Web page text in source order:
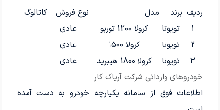
خودروهای وارداتی شرکت آریاک کار
ردیف برند مدل نوع فروش
کاتالوگ
1
تویوتا کرولا 1200 توربو
عادی
2
تویوتا کرولا 1500
عادی
3
تویوتا کرولا 1800 هیبرید عادی
اطلاعات فوق از سامانه یکپارچه خودرو به دست آمده